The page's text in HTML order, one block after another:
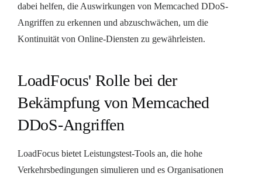
dabei helfen, die Auswirkungen von Memcached DDoS-
Angriffen zu erkennen und abzuschwächen, um die
Kontinuität von Online-Diensten zu gewährleisten.
LoadFocus' Rolle bei der
Bekämpfung von Memcached
DDoS-Angriffen
LoadFocus bietet Leistungstest-Tools an, die hohe
Verkehrsbedingungen simulieren und es Organisationen